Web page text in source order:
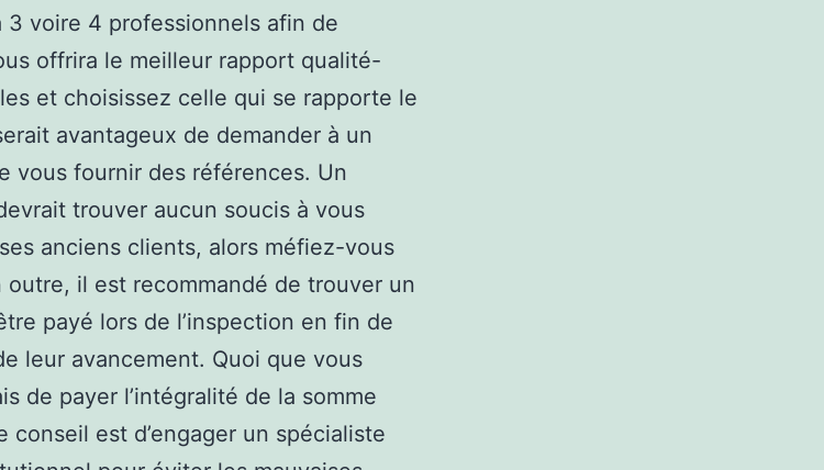
3 voire 4 professionnels afin de
offrira le meilleur rapport qualité-
et choisissez celle qui se rapporte le
avantageux de demander à un
vous fournir des références. Un
trouver aucun soucis à vous
anciens clients, alors méfiez-vous
il est recommandé de trouver un
payé lors de l’inspection en fin de
leur avancement. Quoi que vous
de payer l’intégralité de la somme
conseil est d’engager un spécialiste